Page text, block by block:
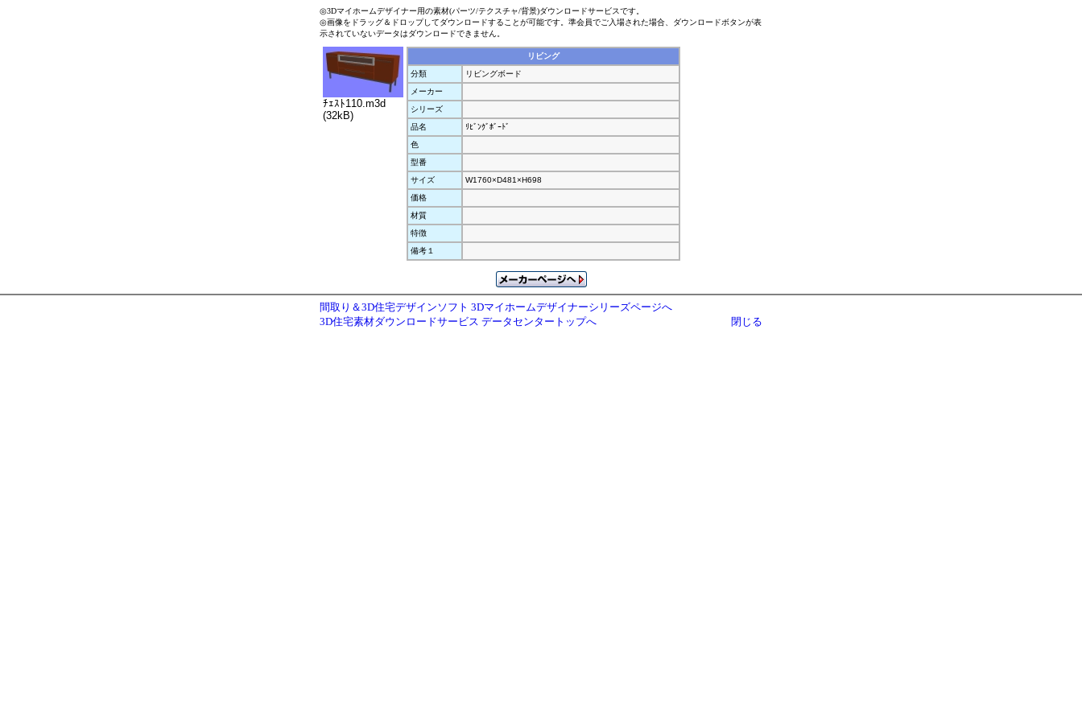
◎3Dマイホームデザイナー用の素材(パーツ/テクスチャ/背景)ダウンロードサービスです。
◎画像をドラッグ＆ドロップしてダウンロードすることが可能です。準会員でご入場された場合、ダウンロードボタンが表
示されていないデータはダウンロードできません。
ﾁｪｽﾄ110.m3d
(32kB)
リビング
分類
リビングボード
メーカー
シリーズ
品名
ﾘﾋﾞﾝｸﾞﾎﾞｰﾄﾞ
色
型番
サイズ
W1760×D481×H698
価格
材質
特徴
備考１
間取り＆3D住宅デザインソフト 3Dマイホームデザイナーシリーズページへ
3D住宅素材ダウンロードサービス データセンタートップへ
閉じる